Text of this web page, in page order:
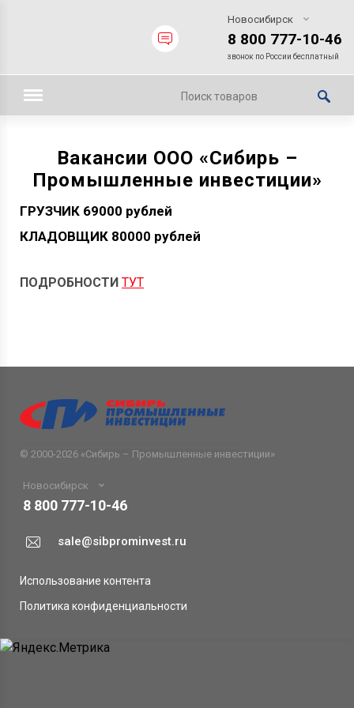
Новосибирск
8 800 777-10-46
звонок по России бесплатный
Вакансии ООО «Сибирь –
Промышленные инвестиции»
ГРУЗЧИК 69000 рублей
КЛАДОВЩИК 80000 рублей
ПОДРОБНОСТИ ТУТ
© 2000-2026 «Сибирь – Промышленные инвестиции»
Новосибирск
8 800 777-10-46
sale@sibprominvest.ru
Использование контента
Политика конфиденциальности